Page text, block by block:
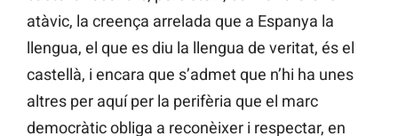
atàvic, la creença arrelada que a Espanya la
llengua, el que es diu la llengua de veritat, és el
castellà, i encara que s’admet que n’hi ha unes
altres per aquí per la perifèria que el marc
democràtic obliga a reconèixer i respectar, en